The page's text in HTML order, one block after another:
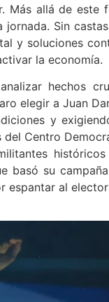
Más allá de este
Sin
y soluciones
la economía.
hechos
elegir a Juan
y
Centro
basó su
espantar al